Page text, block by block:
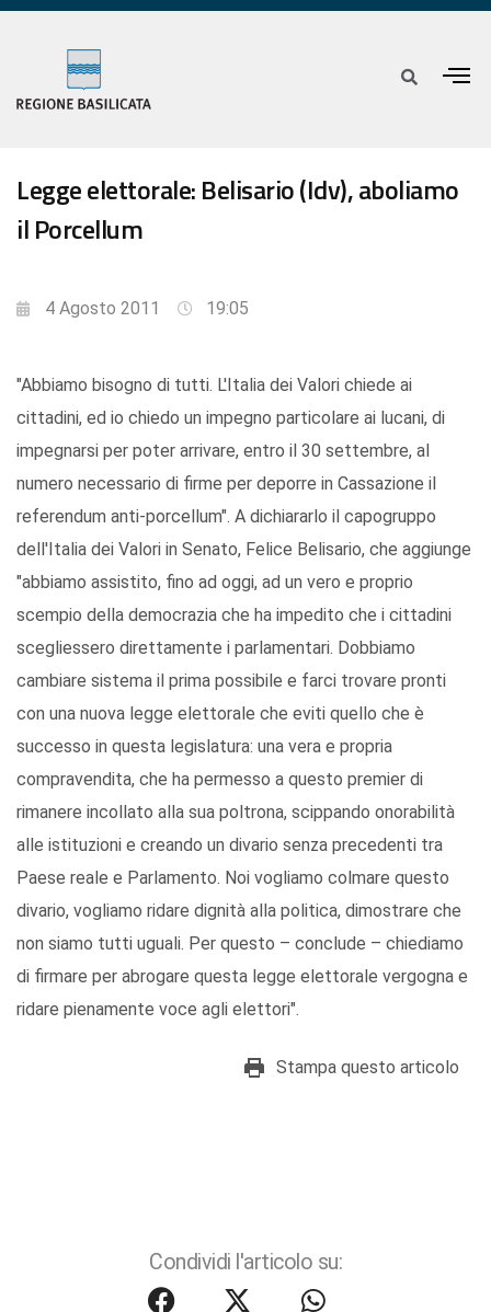
Legge elettorale: Belisario (Idv), aboliamo
il Porcellum
4 Agosto 2011 19:05
"Abbiamo bisogno di tutti. L'Italia dei Valori chiede ai
cittadini, ed io chiedo un impegno particolare ai lucani, di
impegnarsi per poter arrivare, entro il 30 settembre, al
numero necessario di firme per deporre in Cassazione il
referendum anti-porcellum". A dichiararlo il capogruppo
dell'Italia dei Valori in Senato, Felice Belisario, che aggiunge
"abbiamo assistito, fino ad oggi, ad un vero e proprio
scempio della democrazia che ha impedito che i cittadini
scegliessero direttamente i parlamentari. Dobbiamo
cambiare sistema il prima possibile e farci trovare pronti
con una nuova legge elettorale che eviti quello che è
successo in questa legislatura: una vera e propria
compravendita, che ha permesso a questo premier di
rimanere incollato alla sua poltrona, scippando onorabilità
alle istituzioni e creando un divario senza precedenti tra
Paese reale e Parlamento. Noi vogliamo colmare questo
divario, vogliamo ridare dignità alla politica, dimostrare che
non siamo tutti uguali. Per questo – conclude – chiediamo
di firmare per abrogare questa legge elettorale vergogna e
ridare pienamente voce agli elettori".
Stampa questo articolo
Condividi l'articolo su: